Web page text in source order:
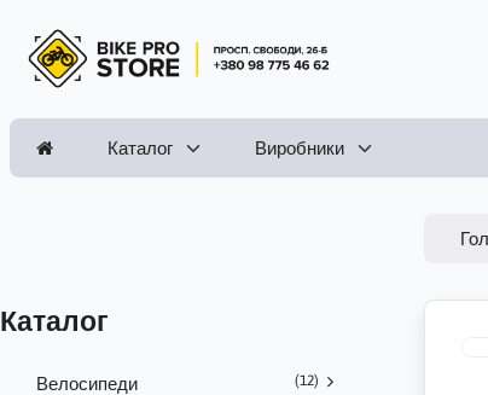
Каталог Виробники
Каталог
Велосипеди (12)